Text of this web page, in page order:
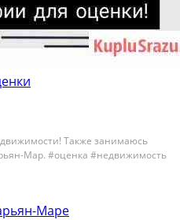
Также занимаюсь
Мар. #оценка #недвижимость
Маре